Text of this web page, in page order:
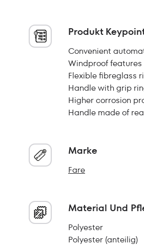
Produkt
Convenient
Windproof
Flexible fibreglass
Handle with grip
Higher corrosion
Handle made of
Marke
Fare
Material Und
Polyester
Polyester (anteilig)